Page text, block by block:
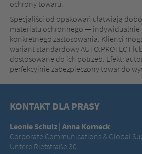
ochrony towaru.
Specjaliści od opakowań ułatwiają
materiału ochronnego —
konkretnego zastosowania. Klienci
wariant standardowy AUTO.PROTECT
dostosowane do ich potrzeb. Efekt:
perfekcyjnie zabezpieczony towar do
KONTAKT DLA PRASY
Leonie Schulz | Anna Korneck
Corporate Communications & Global
Untere Rietstraße 30